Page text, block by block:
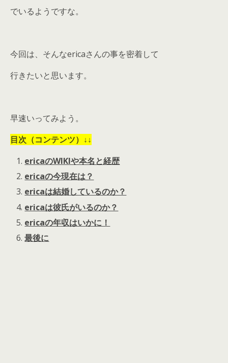
でいるようですな。
今回は、そんなericaさんの事を密着して
行きたいと思います。
早速いってみよう。
目次（コンテンツ）↓↓
ericaのWIKIや本名と経歴
ericaの今現在は？
ericaは結婚しているのか？
ericaは彼氏がいるのか？
ericaの年収はいかに！
最後に